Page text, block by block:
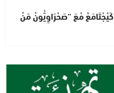
مْعَ “صَحْرَاوِيُّونْ مَنْ